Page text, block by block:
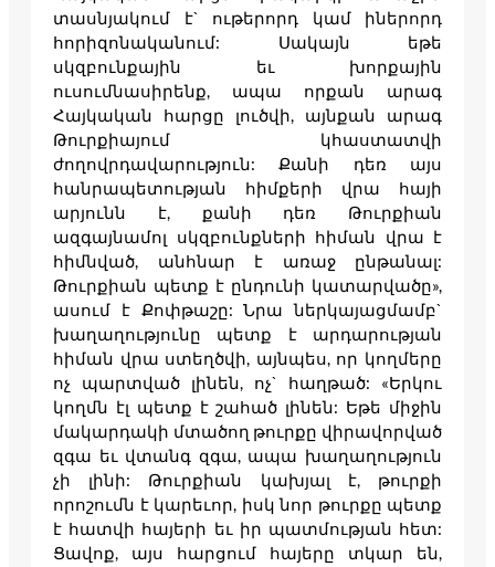
տասնյակում է` ութերորդ կամ իներորդ
հորիզոնականում: Սակայն եթե
սկզբունքային եւ խորքային
ուսումնասիրենք, ապա որքան արագ
Հայկական հարցը լուծվի, այնքան արագ
Թուրքիայում կհաստատվի
ժողովրդավարություն: Քանի դեռ այս
հանրապետության հիմքերի վրա հայի
արյունն է, քանի դեռ Թուրքիան
ազգայնամոլ սկզբունքների հիման վրա է
հիմնված, անհնար է առաջ ընթանալ:
Թուրքիան պետք է ընդունի կատարվածը»,
ասում է Քոփթաշը: Նրա ներկայացմամբ`
խաղաղությունը պետք է արդարության
հիման վրա ստեղծվի, այնպես, որ կողմերը
ոչ պարտված լինեն, ոչ` հաղթած: «Երկու
կողմն էլ պետք է շահած լինեն: Եթե միջին
մակարդակի մտածող թուրքը վիրավորված
զգա եւ վտանգ զգա, ապա խաղաղություն
չի լինի: Թուրքիան կախյալ է, թուրքի
որոշումն է կարեւոր, իսկ նոր թուրքը պետք
է հատվի հայերի եւ իր պատմության հետ:
Ցավոք, այս հարցում հայերը տկար են,